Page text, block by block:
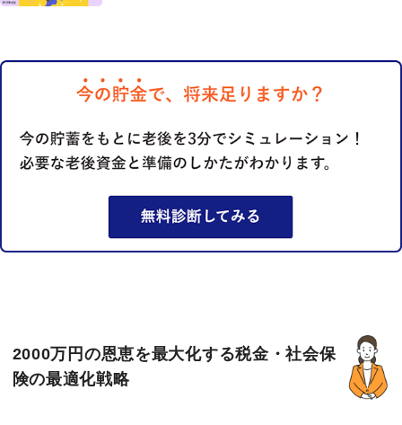
2000万円の恩恵を最大化する税金・社会保
険の最適化戦略